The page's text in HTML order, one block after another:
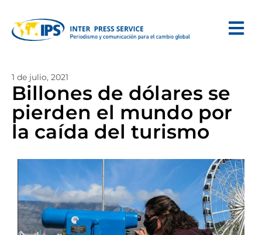
1 de julio, 2021
Billones de dólares se
pierden el mundo por
la caída del turismo